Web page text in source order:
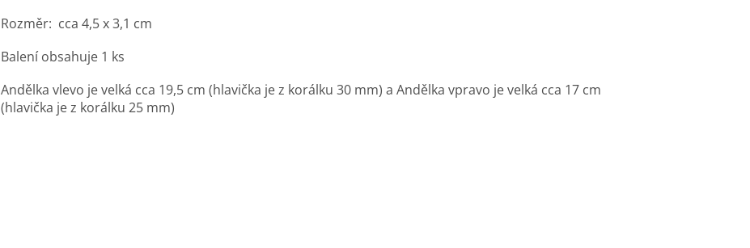
Rozměr: cca 4,5 x 3,1 cm
Balení obsahuje 1 ks
Andělka vlevo je velká cca 19,5 cm (hlavička je z korálku 30 mm) a Andělka vpravo je velká cca 17 cm
(hlavička je z korálku 25 mm)